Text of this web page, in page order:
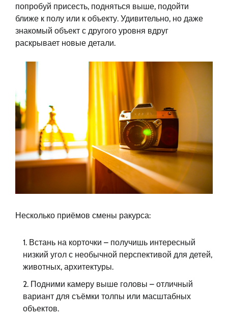
попробуй присесть, подняться выше, подойти
ближе к полу или к объекту. Удивительно, но даже
знакомый объект с другого уровня вдруг
раскрывает новые детали.
Несколько приёмов смены ракурса:
Встань на корточки – получишь интересный
низкий угол с необычной перспективой для детей,
животных, архитектуры.
Подними камеру выше головы – отличный
вариант для съёмки толпы или масштабных
объектов.